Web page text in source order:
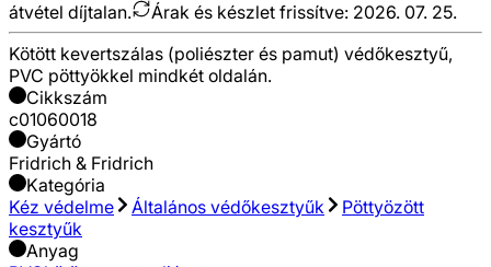
átvétel díjtalan. Árak és készlet frissítve: 2026. 07. 25.
Kötött kevertszálas (poliészter és pamut) védőkesztyű,
PVC pöttyökkel mindkét oldalán.
Cikkszám
c01060018
Gyártó
Fridrich & Fridrich
Kategória
Kéz védelme
Általános védőkesztyűk
Pöttyözött
kesztyűk
Anyag